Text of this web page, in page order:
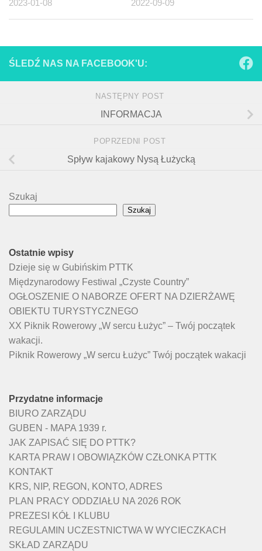
2023-01-08 2022-09-09
ŚLEDŹ NAS NA FACEBOOK'U:
NASTĘPNY POST
INFORMACJA
POPRZEDNI POST
Spływ kajakowy Nysą Łużycką
Szukaj
Szukaj
Ostatnie wpisy
Dzieje się w Gubińskim PTTK
Międzynarodowy Festiwal „Czyste Country”
OGŁOSZENIE O NABORZE OFERT NA DZIERŻAWĘ
OBIEKTU TURYSTYCZNEGO
XX Piknik Rowerowy „W sercu Łużyc” – Twój początek
wakacji.
Piknik Rowerowy „W sercu Łużyc” Twój początek wakacji
Przydatne informacje
BIURO ZARZĄDU
GUBEN - MAPA 1939 r.
JAK ZAPISAĆ SIĘ DO PTTK?
KARTA PRAW I OBOWIĄZKÓW CZŁONKA PTTK
KONTAKT
KRS, NIP, REGON, KONTO, ADRES
PLAN PRACY ODDZIAŁU NA 2026 ROK
PREZESI KÓŁ I KLUBU
REGULAMIN UCZESTNICTWA W WYCIECZKACH
SKŁAD ZARZĄDU